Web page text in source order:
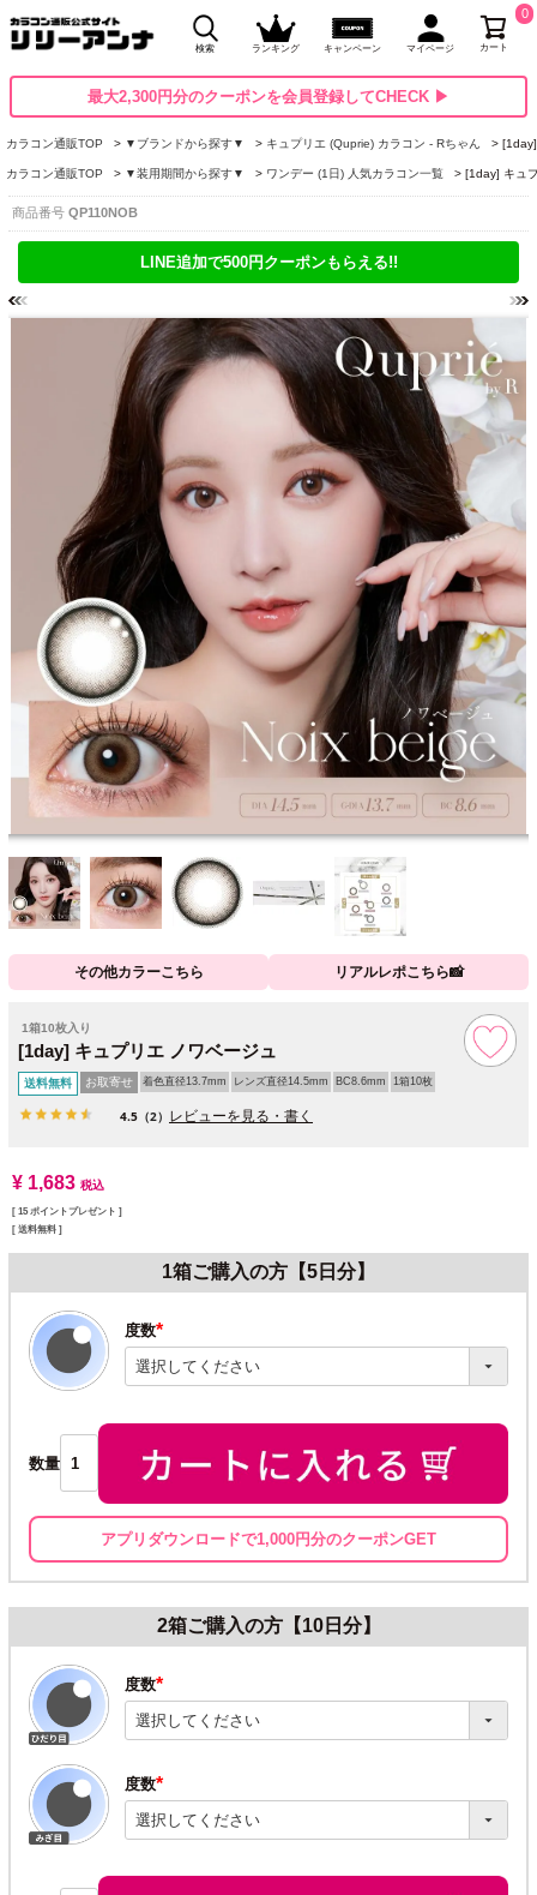
検索 ランキング キャンペーン マイページ カート
0
最大2,300円分のクーポンを会員登録してCHECK ▶
カラコン通販TOP ▼ブランドから探す▼ キュプリエ (Quprie) カラコン - Rちゃん
カラコン通販TOP ▼装用期間から探す▼ ワンデー (1日) 人気カラコン一覧 [1day] キュ
商品番号 QP110NOB
LINE追加で500円クーポンもらえる!!
その他カラーこちら リアルレポこちら📸
1箱10枚入り
[1day] キュプリエ ノワベージュ
送料無料 お取寄せ 着色直径13.7mm レンズ直径14.5mm BC8.6mm 1箱10枚
4.5 （2） レビューを見る・書く
¥ 1,683 税込
[ 15 ポイントプレゼント ]
送料無料
1箱ご購入の方【5日分】
度数
(必
須)
数量
アプリダウンロードで1,000円分のクーポンGET
2箱ご購入の方【10日分】
度数
(必
須)
度数
(必
須)